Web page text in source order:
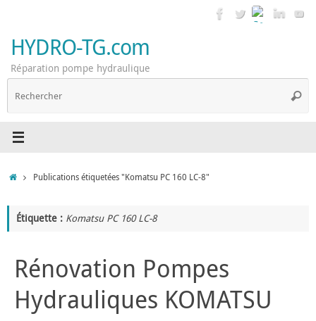
contenu
HYDRO-TG.com
Réparation pompe hydraulique
AccueilPublications étiquetées "Komatsu PC 160 LC-8"
Étiquette : Komatsu PC 160 LC-8
Rénovation Pompes
Hydrauliques KOMATSU